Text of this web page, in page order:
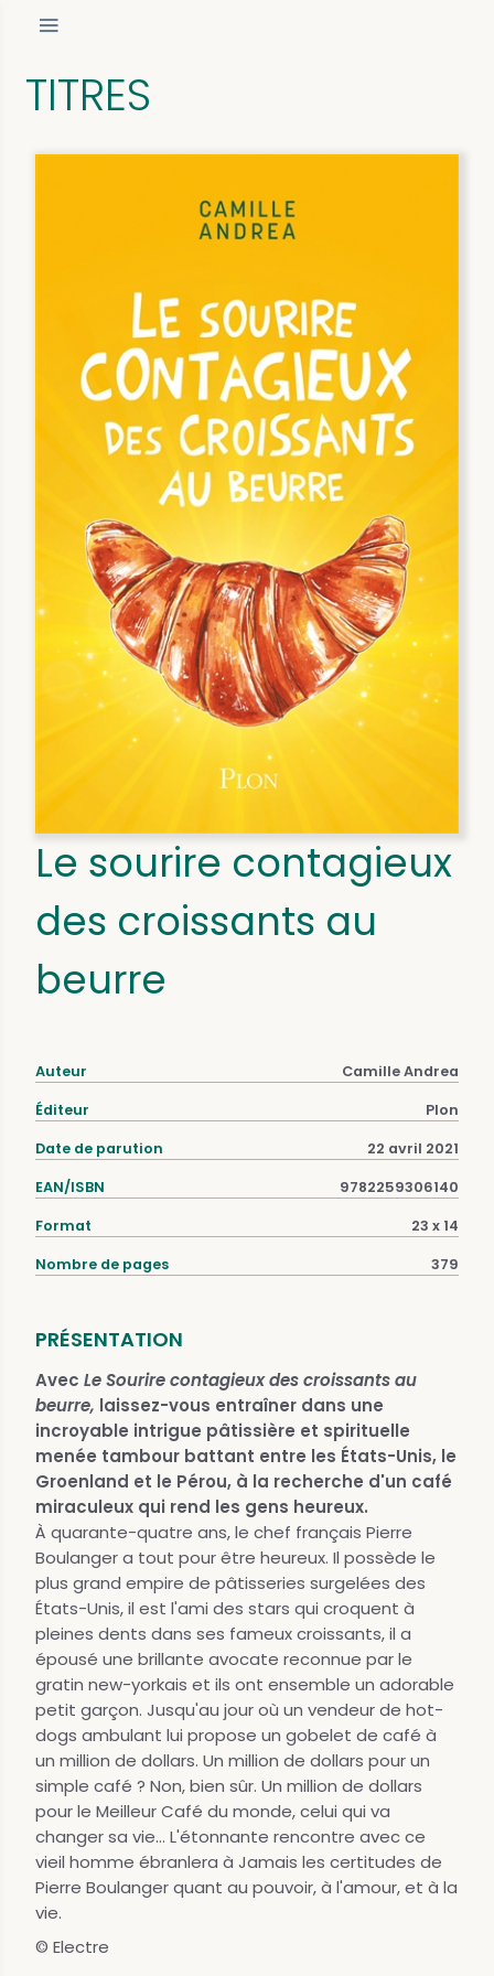
TITRES
Le sourire contagieux
des croissants au
beurre
Auteur Camille Andrea
Éditeur Plon
Date de parution 22 avril 2021
EAN/ISBN 9782259306140
Format 23 x 14
Nombre de pages 379
PRÉSENTATION
Avec Le Sourire contagieux des croissants au
beurre, laissez-vous entraîner dans une
incroyable intrigue pâtissière et spirituelle
menée tambour battant entre les États-Unis, le
Groenland et le Pérou, à la recherche d'un café
miraculeux qui rend les gens heureux.
À quarante-quatre ans, le chef français Pierre
Boulanger a tout pour être heureux. Il possède le
plus grand empire de pâtisseries surgelées des
États-Unis, il est l'ami des stars qui croquent à
pleines dents dans ses fameux croissants, il a
épousé une brillante avocate reconnue par le
gratin new-yorkais et ils ont ensemble un adorable
petit garçon. Jusqu'au jour où un vendeur de hot-
dogs ambulant lui propose un gobelet de café à
un million de dollars. Un million de dollars pour un
simple café ? Non, bien sûr. Un million de dollars
pour le Meilleur Café du monde, celui qui va
changer sa vie... L'étonnante rencontre avec ce
vieil homme ébranlera à Jamais les certitudes de
Pierre Boulanger quant au pouvoir, à l'amour, et à la
vie.
© Electre